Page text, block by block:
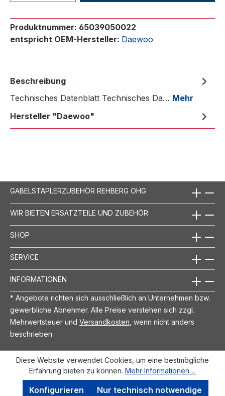
Produktnummer: 65039050022
entspricht OEM-Hersteller: Daewoo
Beschreibung
Technisches Datenblatt Technisches Da… Mehr
Hersteller "Daewoo"
GABELSTAPLERZUBEHÖR REHBERG OHG
WIR BIETEN ERSATZTEILE UND ZUBEHÖR:
SHOP
SERVICE
INFORMATIONEN
* Angebote richten sich ausschließlich an Unternehmen bzw.
gewerbliche Abnehmer. Alle Preise verstehen sich zzgl.
Mehrwertsteuer und Versandkosten , wenn nicht anders
beschrieben
Diese Website verwendet Cookies, um eine bestmögliche
Erfahrung bieten zu können. Mehr Informationen ...
Nur technisch notwendige
Konfigurieren